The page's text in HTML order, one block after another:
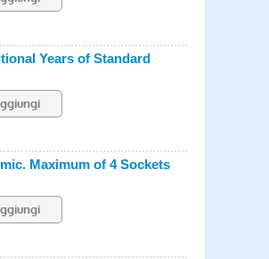
Years of Standard
Maximum of 4 Sockets